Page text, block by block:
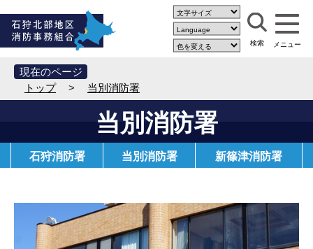
現在のページ
トップ
> 当別消防署
当別消防署
石狩消防署 当別消防署 新篠津消防署